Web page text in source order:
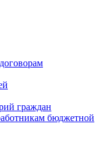
граждан
бюджетной